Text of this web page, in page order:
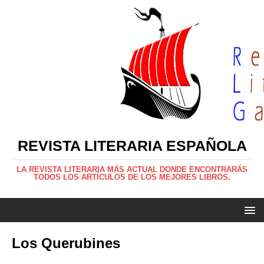
REVISTA LITERARIA ESPAÑOLA
LA REVISTA LITERARIA MÁS ACTUAL DONDE ENCONTRARÁS
TODOS LOS ARTÍCULOS DE LOS MEJORES LIBROS.
Los Querubines